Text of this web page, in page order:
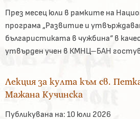
През месец юли в рамките на
програма „Развитие и
българистиката в чужбина“ в
утвърден учен в КМНЦ–БАН
Лекция за култа към св.
Мажана Кучинска
Публикувана на: 10 юли 2026